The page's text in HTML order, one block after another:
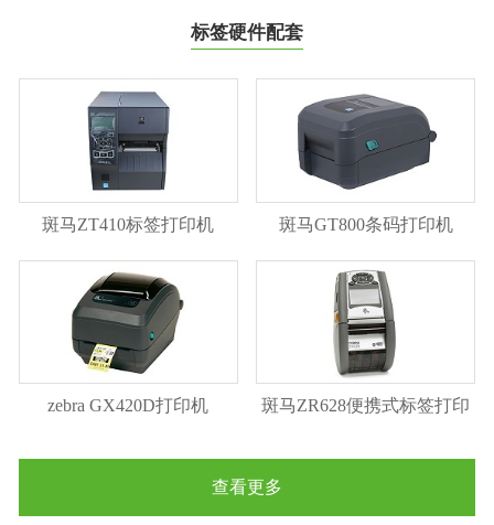
标签硬件配套
斑马ZT410标签打印机 斑马GT800条码打印机
zebra GX420D打印机 斑马ZR628便携式标签打印
查看更多